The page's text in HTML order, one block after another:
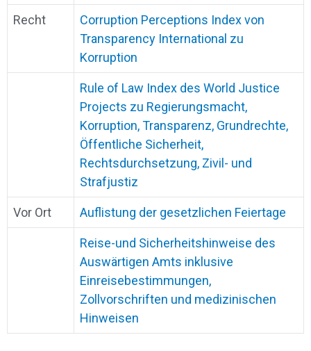
Recht
Corruption Perceptions Index von
Transparency International zu
Korruption
Rule of Law Index des World Justice
Projects zu Regierungsmacht,
Korruption, Transparenz, Grundrechte,
Öffentliche Sicherheit,
Rechtsdurchsetzung, Zivil- und
Strafjustiz
Vor Ort Auflistung der gesetzlichen Feiertage
Reise-und Sicherheitshinweise des
Auswärtigen Amts inklusive
Einreisebestimmungen,
Zollvorschriften und medizinischen
Hinweisen